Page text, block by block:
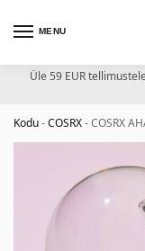
MENU
Üle 59 EUR
Kodu-COSRX-COSRX